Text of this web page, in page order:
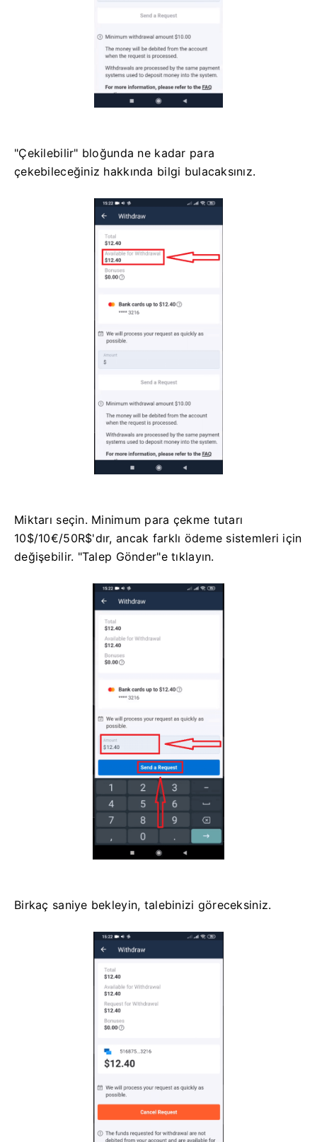
"Çekilebilir" bloğunda ne kadar para
çekebileceğiniz hakkında bilgi bulacaksınız.
Miktarı seçin. Minimum para çekme tutarı
10$/10€/50R$'dır, ancak farklı ödeme sistemleri için
değişebilir. "Talep Gönder"e tıklayın.
Birkaç saniye bekleyin, talebinizi göreceksiniz.